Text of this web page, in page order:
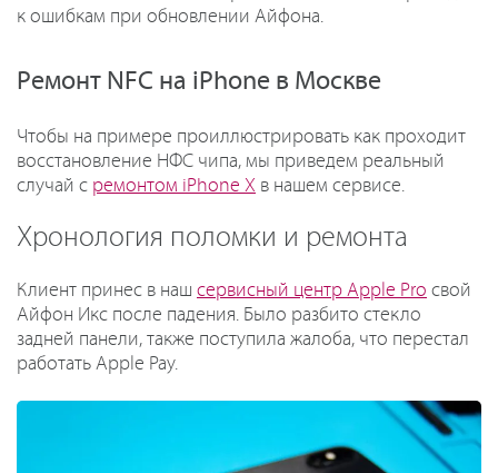
к ошибкам при обновлении Айфона.
Ремонт NFC на iPhone в Москве
Чтобы на примере проиллюстрировать как проходит
восстановление НФС чипа, мы приведем реальный
случай с ремонтом iPhone X в нашем сервисе.
Хронология поломки и ремонта
Клиент принес в наш сервисный центр Apple Pro свой
Айфон Икс после падения. Было разбито стекло
задней панели, также поступила жалоба, что перестал
работать Apple Pay.